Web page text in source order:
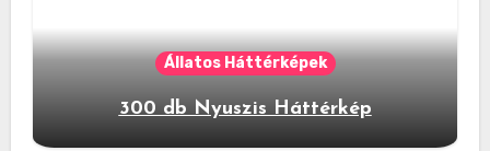
Állatos Háttérképek
300 db Nyuszis Háttérkép